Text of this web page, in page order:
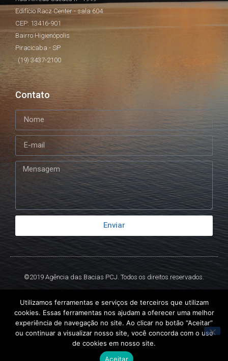
Edifício Racz Center - sala 604
CEP: 13416-901
Bairro Higienópolis
Piracicaba - SP
(19) 3437-2100
Contato
Enviar
©2019 Agência das Bacias PCJ. Todos os direitos reservados.
Utilizamos ferramentas e serviços de terceiros que utilizam
cookies. Essas ferramentas nos ajudam a oferecer uma melhor
experiência de navegação no site. Ao clicar no botão “Aceitar”
ou continuar a visualizar nosso site, você concorda com o uso
de cookies em nosso site.
Aceitar